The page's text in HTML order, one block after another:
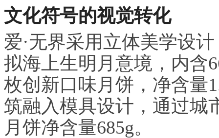
文化符号的视觉转化
爱·无界采用立体美学设
拟海上生明月意境，内含
枚创新口味月饼，净含量
筑融入模具设计，通过城
月饼净含量685g。